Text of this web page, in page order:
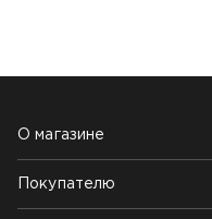
О магазине
Почему выбирают нас
Контакты
Покупателю